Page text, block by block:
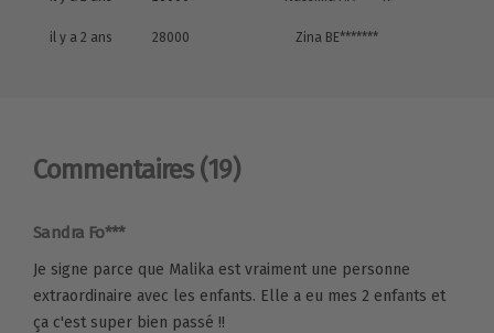
il y a 2 ans 28000 Zina BE*******
Commentaires (19)
Sandra Fo***
Je signe parce que Malika est vraiment une personne
extraordinaire avec les enfants. Elle a eu mes 2 enfants et
ça c'est super bien passé !!